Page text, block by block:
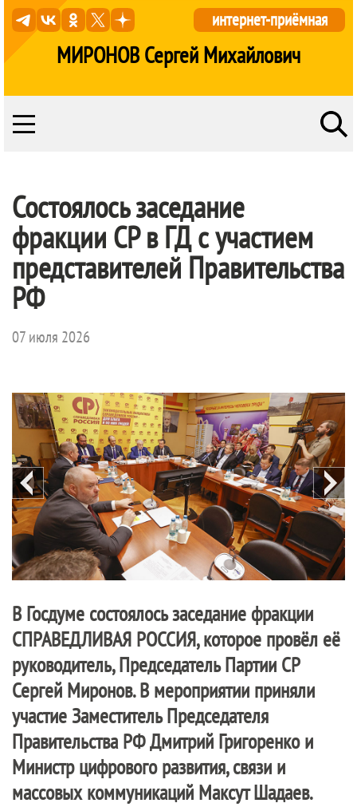
МИРОНОВ Сергей Михайлович
интернет-приёмная
Состоялось заседание
фракции СР в ГД с участием
представителей Правительства
РФ
07 июля 2026
В Госдуме состоялось заседание фракции
СПРАВЕДЛИВАЯ РОССИЯ, которое провёл её
руководитель, Председатель Партии СР
Сергей Миронов. В мероприятии приняли
участие Заместитель Председателя
Правительства РФ Дмитрий Григоренко и
Министр цифрового развития, связи и
массовых коммуникаций Максут Шадаев.